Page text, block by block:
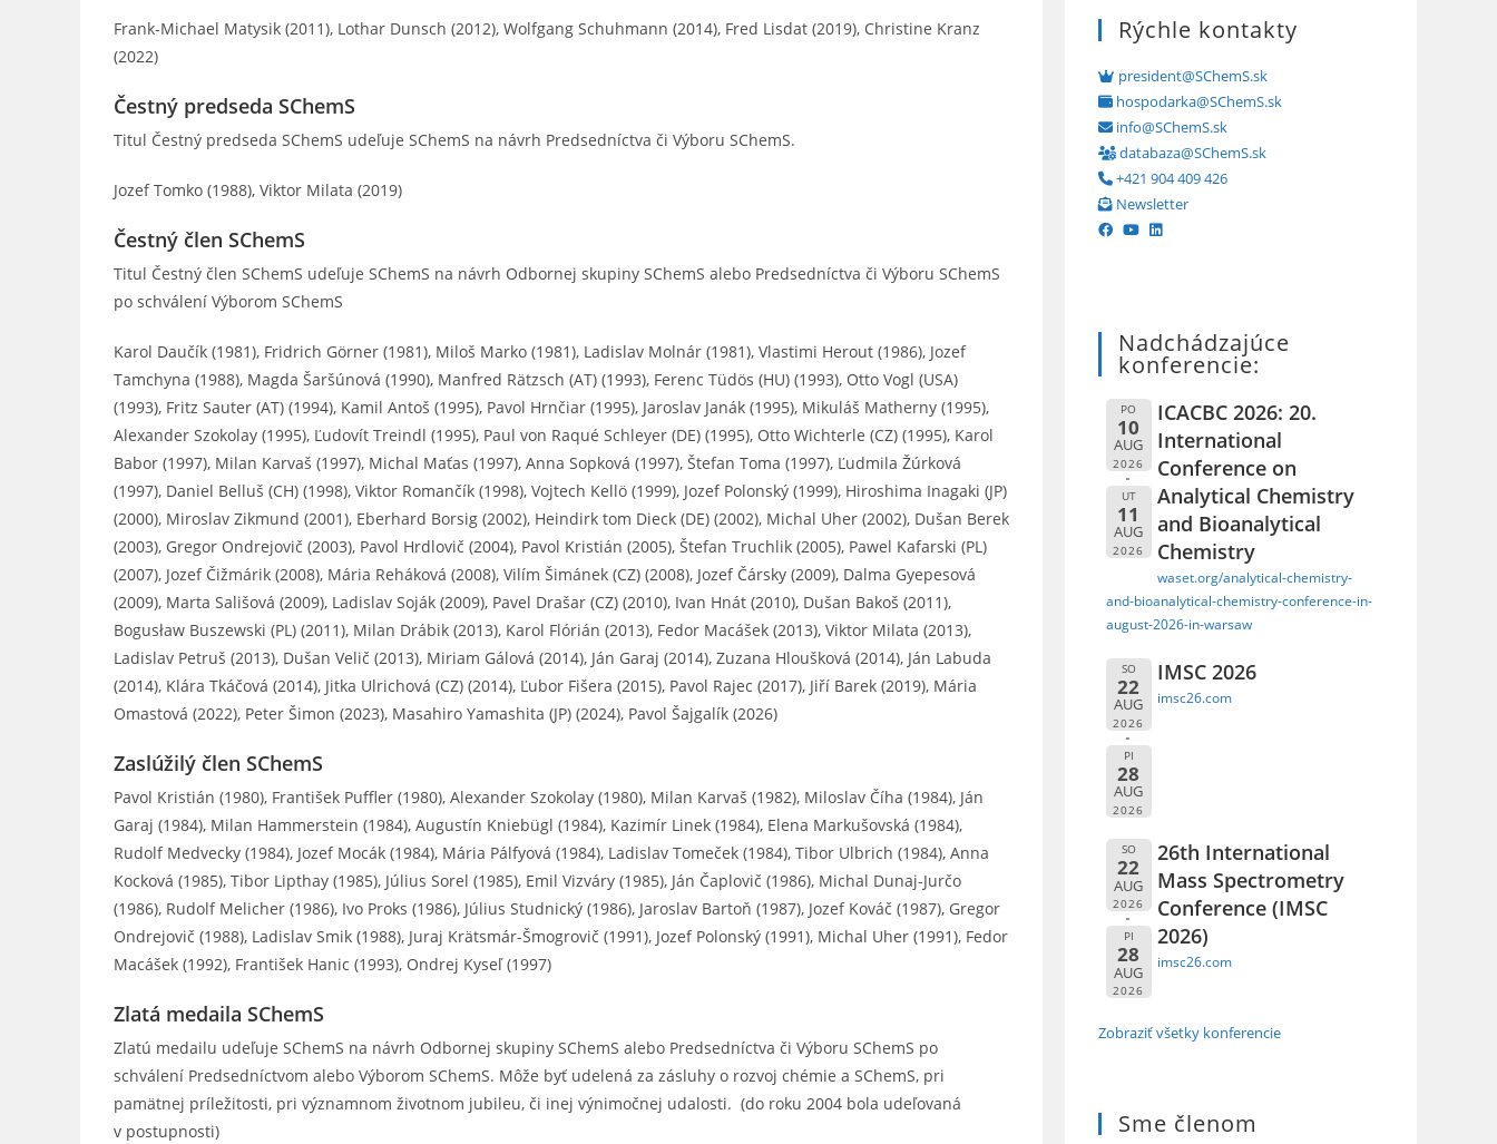
Frank-Michael Matysik (2011), Lothar Dunsch (2012), Wolfgang Schuhmann (2014), Fred Lisdat (2019), Christine Kranz
(2022)
Čestný predseda SChemS
Titul Čestný predseda SChemS udeľuje SChemS na návrh Predsedníctva či Výboru SChemS.
Jozef Tomko (1988), Viktor Milata (2019)
Čestný člen SChemS
Titul Čestný člen SChemS udeľuje SChemS na návrh Odbornej skupiny SChemS alebo Predsedníctva či Výboru SChemS
po schválení Výborom SChemS
Karol Daučík (1981), Fridrich Görner (1981), Miloš Marko (1981), Ladislav Molnár (1981), Vlastimi Herout (1986), Jozef
Tamchyna (1988), Magda Šaršúnová (1990), Manfred Rätzsch (AT) (1993), Ferenc Tüdös (HU) (1993), Otto Vogl (USA)
(1993), Fritz Sauter (AT) (1994), Kamil Antoš (1995), Pavol Hrnčiar (1995), Jaroslav Janák (1995), Mikuláš Matherny (1995),
Alexander Szokolay (1995), Ľudovít Treindl (1995), Paul von Raqué Schleyer (DE) (1995), Otto Wichterle (CZ) (1995), Karol
Babor (1997), Milan Karvaš (1997), Michal Maťas (1997), Anna Sopková (1997), Štefan Toma (1997), Ľudmila Žúrková
(1997), Daniel Belluš (CH) (1998), Viktor Romančík (1998), Vojtech Kellö (1999), Jozef Polonský (1999), Hiroshima Inagaki (JP)
(2000), Miroslav Zikmund (2001), Eberhard Borsig (2002), Heindirk tom Dieck (DE) (2002), Michal Uher (2002), Dušan Berek
(2003), Gregor Ondrejovič (2003), Pavol Hrdlovič (2004), Pavol Kristián (2005), Štefan Truchlik (2005), Pawel Kafarski (PL)
(2007), Jozef Čižmárik (2008), Mária Reháková (2008), Vilím Šimánek (CZ) (2008), Jozef Čársky (2009), Dalma Gyepesová
(2009), Marta Sališová (2009), Ladislav Soják (2009), Pavel Drašar (CZ) (2010), Ivan Hnát (2010), Dušan Bakoš (2011),
Bogusław Buszewski (PL) (2011), Milan Drábik (2013), Karol Flórián (2013), Fedor Macášek (2013), Viktor Milata (2013),
Ladislav Petruš (2013), Dušan Velič (2013), Miriam Gálová (2014), Ján Garaj (2014), Zuzana Hloušková (2014), Ján Labuda
(2014), Klára Tkáčová (2014), Jitka Ulrichová (CZ) (2014), Ľubor Fišera (2015), Pavol Rajec (2017), Jiří Barek (2019), Mária
Omastová (2022), Peter Šimon (2023), Masahiro Yamashita (JP) (2024), Pavol Šajgalík (2026)
Zaslúžilý člen SChemS
Pavol Kristián (1980), František Puffler (1980), Alexander Szokolay (1980), Milan Karvaš (1982), Miloslav Číha (1984), Ján
Garaj (1984), Milan Hammerstein (1984), Augustín Kniebügl (1984), Kazimír Linek (1984), Elena Markušovská (1984),
Rudolf Medvecky (1984), Jozef Mocák (1984), Mária Pálfyová (1984), Ladislav Tomeček (1984), Tibor Ulbrich (1984), Anna
Kocková (1985), Tibor Lipthay (1985), Július Sorel (1985), Emil Vizváry (1985), Ján Čaplovič (1986), Michal Dunaj-Jurčo
(1986), Rudolf Melicher (1986), Ivo Proks (1986), Július Studnický (1986), Jaroslav Bartoň (1987), Jozef Kováč (1987), Gregor
Ondrejovič (1988), Ladislav Smik (1988), Juraj Krätsmár-Šmogrovič (1991), Jozef Polonský (1991), Michal Uher (1991), Fedor
Macášek (1992), František Hanic (1993), Ondrej Kyseľ (1997)
Zlatá medaila SChemS
Zlatú medailu udeľuje SChemS na návrh Odbornej skupiny SChemS alebo Predsedníctva či Výboru SChemS po
schválení Predsedníctvom alebo Výborom SChemS. Môže byť udelená za zásluhy o rozvoj chémie a SChemS, pri
pamätnej príležitosti, pri významnom životnom jubileu, či inej výnimočnej udalosti. (do roku 2004 bola udeľovaná
v postupnosti)
Rýchle kontakty
president@SChemS.sk
hospodarka@SChemS.sk
info@SChemS.sk
databaza@SChemS.sk
+421 904 409 426
Newsletter
Nadchádzajúce
konferencie:
PO
10
AUG
2026
UT
11
AUG
2026
ICACBC 2026: 20.
International
Conference on
Analytical Chemistry
and Bioanalytical
Chemistry
waset.org/analytical-chemistry-
and-bioanalytical-chemistry-conference-in-
august-2026-in-warsaw
SO
22
AUG
2026
PI
28
AUG
2026
IMSC 2026
imsc26.com
SO
22
AUG
2026
PI
28
AUG
2026
26th International
Mass Spectrometry
Conference (IMSC
2026)
imsc26.com
Zobraziť všetky konferencie
Sme členom